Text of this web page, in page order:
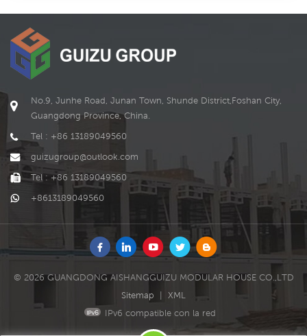
No.9, Junhe Road, Junan Town, Shunde District,Foshan City,
Guangdong Province, China.
Tel : +86 13189049560
guizugroup@outlook.com
Tel : +86 13189049560
+8613189049560
© 2026 GUANGDONG AISHANGGUIZU MODULAR HOUSE CO.,LTD
Sitemap
XML
IPv6 compatible con la red